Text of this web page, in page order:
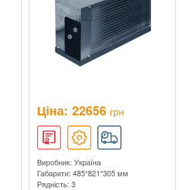
Ціна: 22656 грн
Виробник: Україна
Габарити: 485*821*305 мм
Рядність: 3